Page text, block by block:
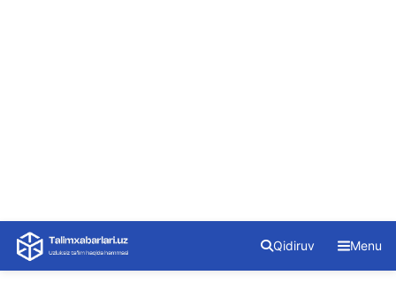
Skip
content
Qidiruv Menu